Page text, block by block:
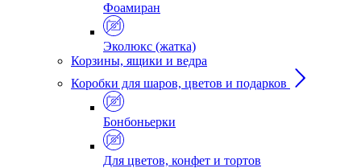
Фоамиран
Эколюкс (жатка)
Корзины, ящики и ведра
Коробки для шаров, цветов и подарков
Бонбоньерки
Для цветов, конфет и тортов